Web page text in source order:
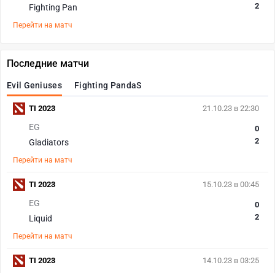
Fighting Pan
2
Перейти на матч
Последние матчи
Evil Geniuses Fighting PandaS
21.10.23 в 22:30
EG
Gladiators
0
2
Перейти на матч
TI 2023
15.10.23 в 00:45
EG
Liquid
0
2
Перейти на матч
TI 2023
14.10.23 в 03:25
TI 2023